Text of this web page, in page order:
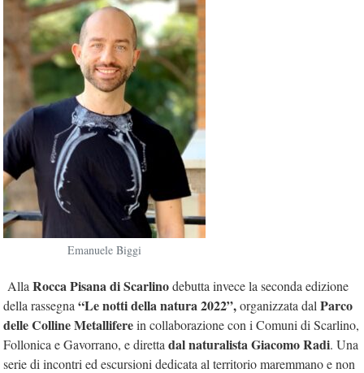
Emanuele Biggi
Alla Rocca Pisana di Scarlinodebutta invece la seconda edizione
della rassegna “Le notti della natura 2022”,organizzata dal Parco
delle Colline Metalliferein collaborazione con i Comuni di Scarlino,
Follonica e Gavorrano, e diretta dal naturalista Giacomo Radi. Una
serie di incontri ed escursioni dedicata al territorio maremmano e non